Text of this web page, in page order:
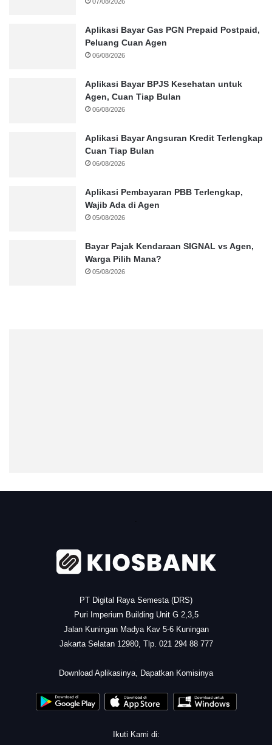
Aplikasi Bayar Gas PGN Prepaid Postpaid,
Peluang Cuan Agen
06/08/2026
Aplikasi Bayar BPJS Kesehatan untuk
Agen, Cuan Tiap Bulan
06/08/2026
Aplikasi Bayar Angsuran Kredit Terlengkap
Cuan Tiap Bulan
06/08/2026
Aplikasi Pembayaran PBB Terlengkap,
Wajib Ada di Agen
05/08/2026
Bayar Pajak Kendaraan SIGNAL vs Agen,
Warga Pilih Mana?
05/08/2026
PT Digital Raya Semesta (DRS)
Puri Imperium Building Unit G 2,3,5
Jalan Kuningan Madya Kav 5-6 Kuningan
Jakarta Selatan 12980, Tlp. 021 294 88 777
Download Aplikasinya, Dapatkan Komisinya
Ikuti Kami di: